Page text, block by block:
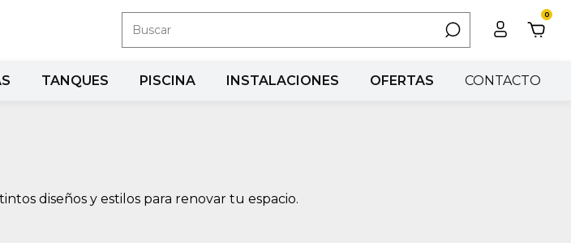
0
TANQUES PISCINA INSTALACIONES OFERTAS CONTACTO
diseños y estilos para renovar tu espacio.